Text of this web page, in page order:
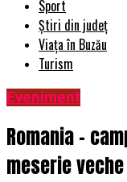
Sport
Știri din județ
Viața în Buzău
Turism
Eveniment
Romania –
meserie